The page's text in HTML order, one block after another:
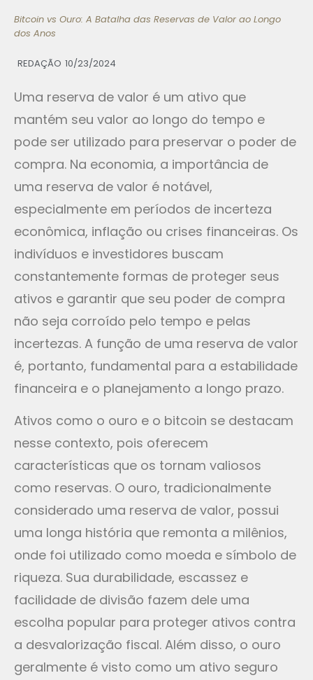
Bitcoin vs Ouro: A Batalha das Reservas de Valor ao Longo
dos Anos
REDAÇÃO 10/23/2024
Uma reserva de valor é um ativo que
mantém seu valor ao longo do tempo e
pode ser utilizado para preservar o poder de
compra. Na economia, a importância de
uma reserva de valor é notável,
especialmente em períodos de incerteza
econômica, inflação ou crises financeiras. Os
indivíduos e investidores buscam
constantemente formas de proteger seus
ativos e garantir que seu poder de compra
não seja corroído pelo tempo e pelas
incertezas. A função de uma reserva de valor
é, portanto, fundamental para a estabilidade
financeira e o planejamento a longo prazo.
Ativos como o ouro e o bitcoin se destacam
nesse contexto, pois oferecem
características que os tornam valiosos
como reservas. O ouro, tradicionalmente
considerado uma reserva de valor, possui
uma longa história que remonta a milênios,
onde foi utilizado como moeda e símbolo de
riqueza. Sua durabilidade, escassez e
facilidade de divisão fazem dele uma
escolha popular para proteger ativos contra
a desvalorização fiscal. Além disso, o ouro
geralmente é visto como um ativo seguro